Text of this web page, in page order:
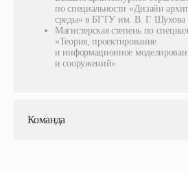
по специальности «Дизайн
среды» в БГТУ им. В. Г. Шухова
Магистерская степень по
«Теория, проектирование
и информационное
и сооружений»
Команда